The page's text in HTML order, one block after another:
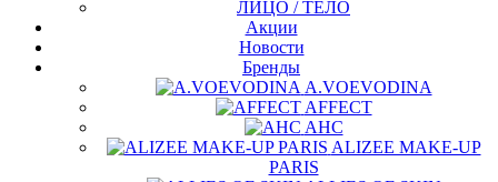
ЛИЦО / ТЕЛО
Акции
Новости
Бренды
A.VOEVODINA
AFFECT
AHC
ALIZEE MAKE-UP
PARIS